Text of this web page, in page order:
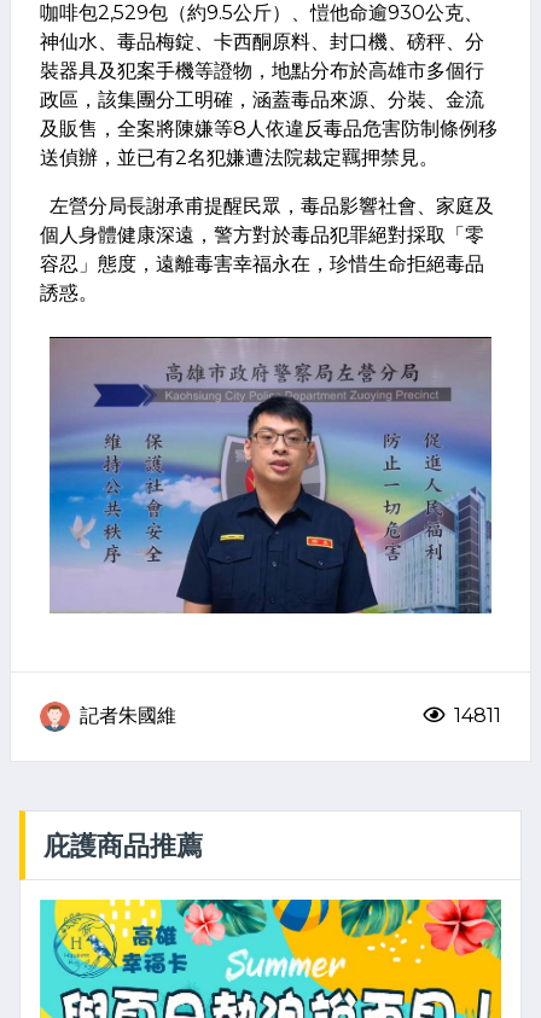
咖啡包2,529包（約9.5公斤）、愷他命逾930公克、
神仙水、毒品梅錠、卡西酮原料、封口機、磅秤、分
裝器具及犯案手機等證物，地點分布於高雄市多個行
政區，該集團分工明確，涵蓋毒品來源、分裝、金流
及販售，全案將陳嫌等8人依違反毒品危害防制條例移
送偵辦，並已有2名犯嫌遭法院裁定羈押禁見。
左營分局長謝承甫提醒民眾，毒品影響社會、家庭及
個人身體健康深遠，警方對於毒品犯罪絕對採取「零
容忍」態度，遠離毒害幸福永在，珍惜生命拒絕毒品
誘惑。
記者朱國維 14811
庇護商品推薦